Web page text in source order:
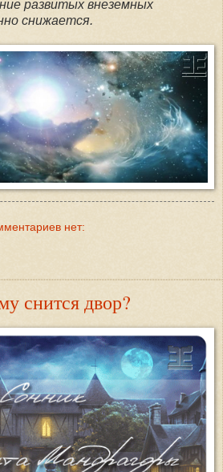
развитых внеземных
снижается.
нет:
снится двор?